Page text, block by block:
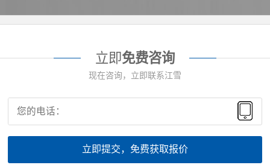
立即免费咨询
现在咨询，立即联系江雪
立即提交，免费获取报价